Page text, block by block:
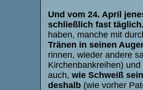
Und vom 24. April
schließlich fast
haben, manche mit
Tränen in seinen
rinnen, wieder andere
Kirchenbankreihen)
auch, wie Schweiß
deshalb (wie vorher